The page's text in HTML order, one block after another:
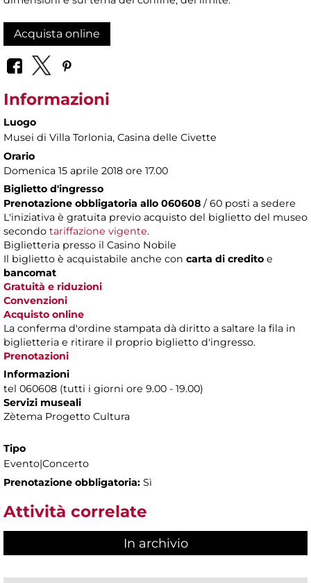
Acquista online
Informazioni
Luogo
Musei di Villa Torlonia, Casina delle Civette
Orario
Domenica 15 aprile 2018 ore 17.00
Biglietto d'ingresso
Prenotazione obbligatoria allo 060608 / 60 posti a sedere
L'iniziativa è gratuita previo acquisto del biglietto del museo
secondo tariffazione vigente.
Biglietteria presso il Casino Nobile
Il biglietto è acquistabile anche con carta di credito e
bancomat
Gratuità e riduzioni
Convenzioni
Acquisto online
La conferma d'ordine stampata dà diritto a saltare la fila in
biglietteria e ritirare il proprio biglietto d'ingresso.
Prenotazioni
Informazioni
tel 060608 (tutti i giorni ore 9.00 - 19.00)
Servizi museali
Zètema Progetto Cultura
Tipo
Evento|Concerto
Prenotazione obbligatoria: Sì
Attività correlate
In archivio